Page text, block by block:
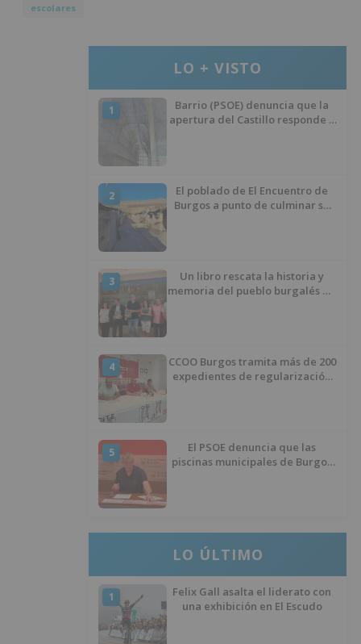
escolares
LO + VISTO
1
Barrio (PSOE) denuncia que la
apertura del Castillo responde a
2
El poblado de El Encuentro de
Burgos a punto de culminar su
3
Un libro rescata la historia y
memoria del pueblo burgalés de
4
CCOO Burgos tramita más de 200
expedientes de regularización
5
El PSOE denuncia que las
piscinas municipales de Burgos
LO ÚLTIMO
1
Felix Gall asalta el liderato con
una exhibición en El Escudo